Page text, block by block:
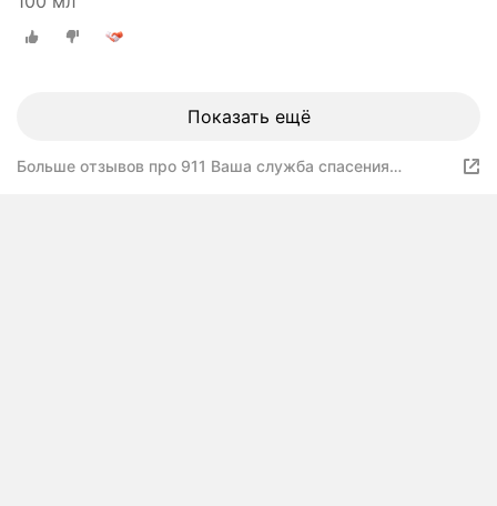
Показать ещё
Больше отзывов про 911 Ваша служба спасения